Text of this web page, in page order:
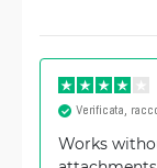
Verificata,
Works